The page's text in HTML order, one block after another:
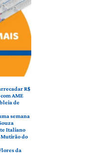
R$
AME
de
semana
Italiano
Mutirão do
da